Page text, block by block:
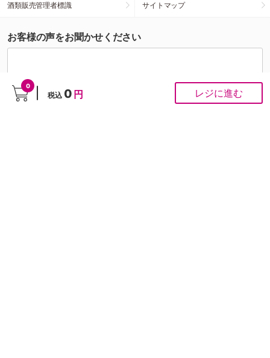
0
税込 0 円 レジに進む
酒類販売管理者標識 サイトマップ
お客様の声をお聞かせください